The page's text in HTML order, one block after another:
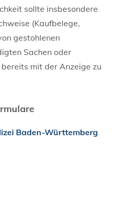
sollte insbesondere
(Kaufbelege,
gestohlenen
Sachen oder
mit der Anzeige zu
Baden-Württemberg